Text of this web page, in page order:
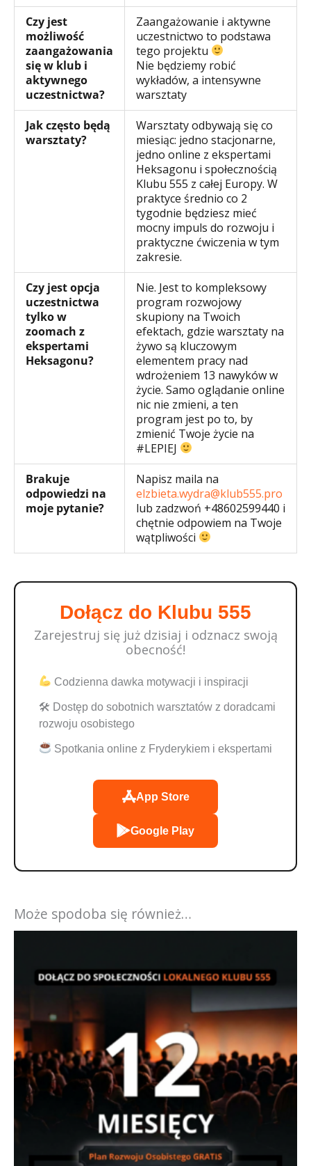
Czy jest
możliwość
zaangażowania
się w klub i
aktywnego
uczestnictwa?
Zaangażowanie i aktywne
uczestnictwo to podstawa
tego projektu
Nie będziemy robić
wykładów, a intensywne
warsztaty
Jak często będą
warsztaty?
Warsztaty odbywają się co
miesiąc: jedno stacjonarne,
jedno online z ekspertami
Heksagonu i społecznością
Klubu 555 z całej Europy. W
praktyce średnio co 2
tygodnie będziesz mieć
mocny impuls do rozwoju i
praktyczne ćwiczenia w tym
zakresie.
Czy jest opcja
uczestnictwa
tylko w
zoomach z
ekspertami
Heksagonu?
Nie. Jest to kompleksowy
program rozwojowy
skupiony na Twoich
efektach, gdzie warsztaty na
żywo są kluczowym
elementem pracy nad
wdrożeniem 13 nawyków w
życie. Samo oglądanie online
nic nie zmieni, a ten
program jest po to, by
zmienić Twoje życie na
#LEPIEJ
Brakuje
odpowiedzi na
moje pytanie?
Napisz maila na
elzbieta.wydra@klub555.pro
lub zadzwoń +48602599440 i
chętnie odpowiem na Twoje
wątpliwości
Dołącz do Klubu 555
Zarejestruj się już dzisiaj i odznacz swoją
obecność!
Codzienna dawka motywacji i inspiracji
🛠 Dostęp do sobotnich warsztatów z doradcami
rozwoju osobistego
Spotkania online z Fryderykiem i ekspertami
App Store
Google Play
Może spodoba się również…